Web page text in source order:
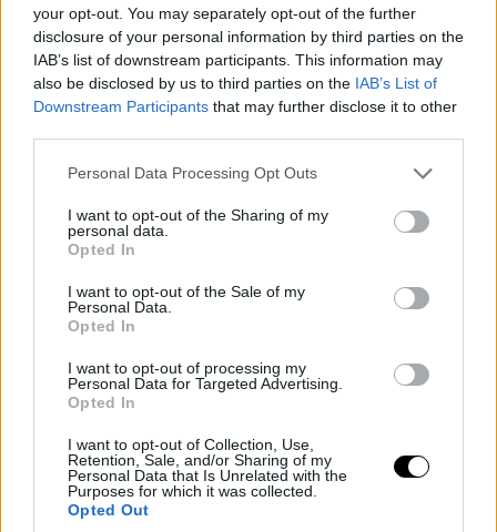
your opt-out. You may separately opt-out of the further
disclosure of your personal information by third parties on the
IAB’s list of downstream participants. This information may
also be disclosed by us to third parties on the IAB’s List of
Downstream Participants that may further disclose it to other
Please note that this website/app uses one or more Google
not limited to your visit or usage behaviour. You may click to
grant or deny consent to Google and its third-party tags to
use your data for below specified purposes in below Google
consent section.
Personal Data Processing Opt Outs
I want to opt-out of the Sharing of my
personal data.
Opted In
I want to opt-out of the Sale of my
Personal Data.
Opted In
I want to opt-out of processing my
Personal Data for Targeted Advertising.
Opted In
I want to opt-out of Collection, Use,
Retention, Sale, and/or Sharing of my
Personal Data that Is Unrelated with the
Purposes for which it was collected.
Opted Out